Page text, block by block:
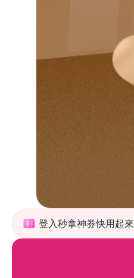
登入秒拿神券快用起來